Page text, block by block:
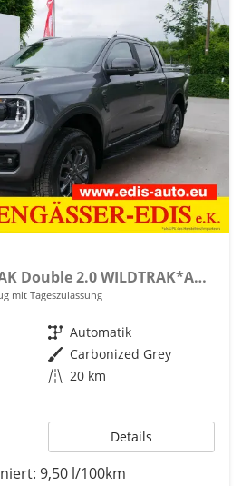
EcoBlue WILDTRAK Double 2.0 WILDTRAK*AHK*NAVI*LED*PDC*KAMERA*TEMPOMAT*SHZ*KLIMA
mit Tageszulassung
Getriebe Automatik
Außenfarbe Carbonized Grey
Kilometerstand 20 km
Details
9,50 l/100km